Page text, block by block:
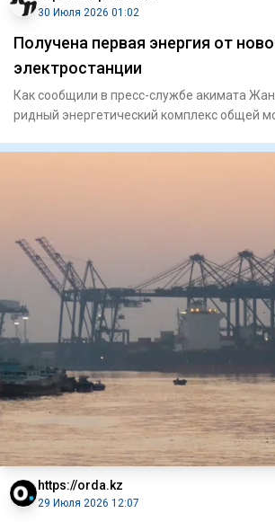
30 Июля 2026 01:02
Получена первая энергия от
электростанции
Как сообщили в пресс-службе акимата
ридный энергетический комплекс общей
https://orda.kz
29 Июля 2026 12:07